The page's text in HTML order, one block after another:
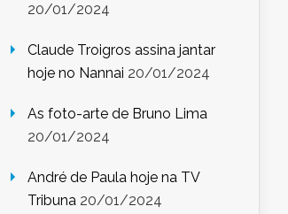
20/01/2024
Claude Troigros assina jantar
hoje no Nannai 20/01/2024
As foto-arte de Bruno Lima
20/01/2024
André de Paula hoje na TV
Tribuna 20/01/2024